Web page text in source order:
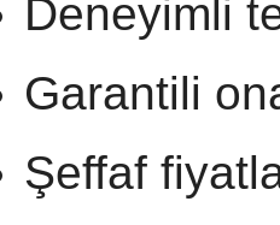
Deneyimli
Garantili
Şeffaf